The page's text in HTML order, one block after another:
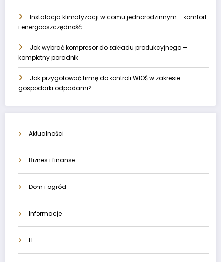
Instalacja klimatyzacji w domu jednorodzinnym – komfort
i energooszczędność
Jak wybrać kompresor do zakładu produkcyjnego —
kompletny poradnik
Jak przygotować firmę do kontroli WIOŚ w zakresie
gospodarki odpadami?
Aktualności
Biznes i finanse
Dom i ogród
Informacje
IT